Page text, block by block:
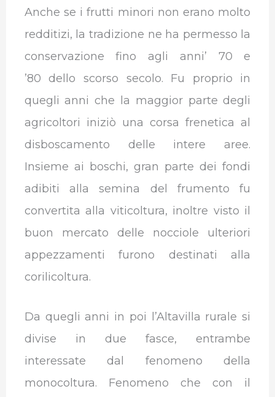
Anche se i frutti minori non erano molto
redditizi, la tradizione ne ha permesso la
conservazione fino agli anni’ 70 e
’80 dello scorso secolo. Fu proprio in
quegli anni che la maggior parte degli
agricoltori iniziò una corsa frenetica al
disboscamento delle intere aree.
Insieme ai boschi, gran parte dei fondi
adibiti alla semina del frumento fu
convertita alla viticoltura, inoltre visto il
buon mercato delle nocciole ulteriori
appezzamenti furono destinati alla
corilicoltura.
Da quegli anni in poi l’Altavilla rurale si
divise in due fasce, entrambe
interessate dal fenomeno della
monocoltura. Fenomeno che con il